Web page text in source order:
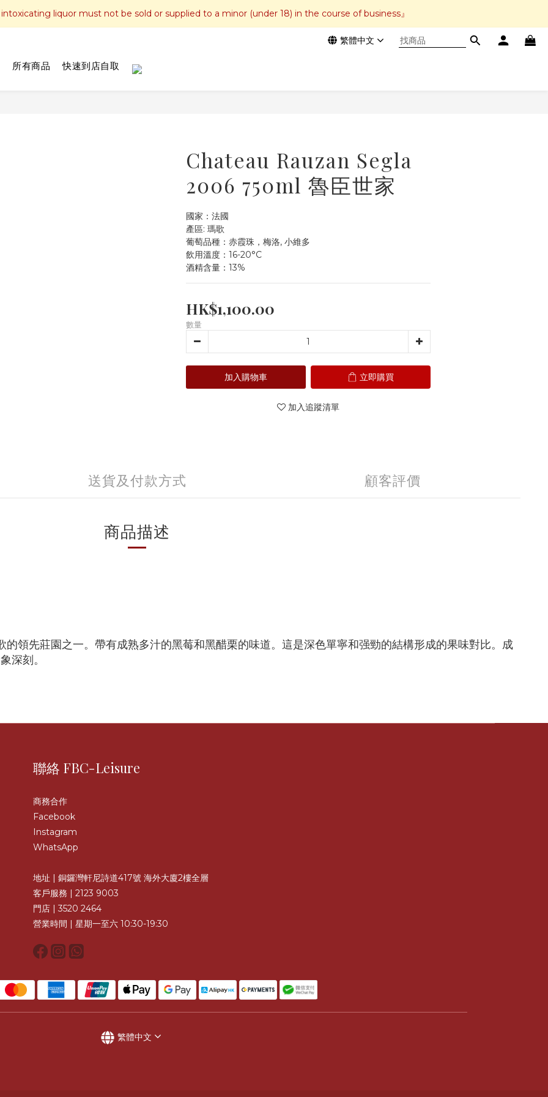
liquor must not be sold or supplied to a minor (under 18) in the course of business』
繁體中文
所有商品 快速到店自取
Chateau Rauzan Segla
2006 750ml 魯臣世家
國家：法國
產區: 瑪歌
葡萄品種：赤霞珠，梅洛, 小維多
飲用溫度：16-20°C
酒精含量：13%
HK$1,100.00
數量
加入購物車 立即購買
加入追蹤清單
送貨及付款方式 顧客評價
商品描述
領先莊園之一。帶有成熟多汁的黑莓和黑醋栗的味道。這是深色單寧和强勁的結構形成的果味對比。成
深刻。
聯絡 FBC-Leisure
商務合作
Facebook
Instagram
WhatsApp
地址 | 銅鑼灣軒尼詩道417號 海外大廈2樓全層
客戶服務 | 2123 9003
門店 | 3520 2464
營業時間 | 星期一至六 10:30-19:30
繁體中文